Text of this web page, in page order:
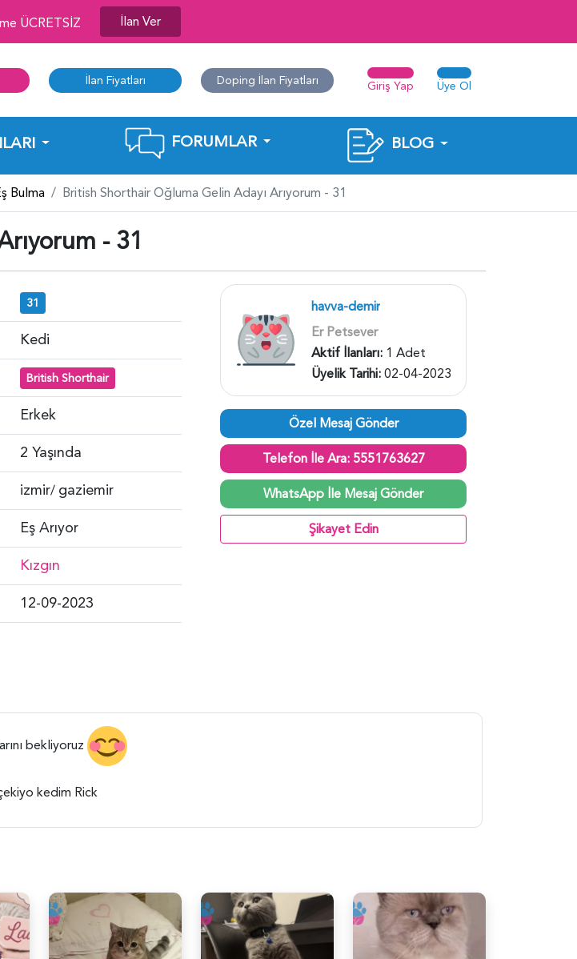
ÜCRETSİZ İlan Ver
İlan Fiyatları Doping İlan Fiyatları Giriş Yap Üye Ol
FORUMLAR BLOG
Bulma British Shorthair Oğluma Gelin Adayı Arıyorum - 31
- 31
31
Kedi
British Shorthair
Erkek
2 Yaşında
izmir/ gaziemir
Eş Arıyor
Kızgın
12-09-2023
havva-demir
Er Petsever
Aktif İlanları: 1 Adet
Üyelik Tarihi:02-04-2023
Özel Mesaj Gönder
Telefon İle Ara: 5551763627
WhatsApp İle Mesaj Gönder
Şikayet Edin
bekliyoruz
kedim Rick